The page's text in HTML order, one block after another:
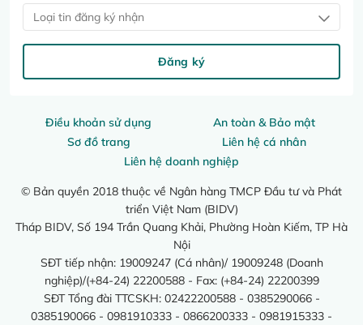
Điều khoản sử dụng
An toàn & Bảo mật
Sơ đồ trang
Liên hệ cá nhân
Liên hệ doanh nghiệp
© Bản quyền 2018 thuộc về Ngân hàng TMCP Đầu tư và Phát
triển Việt Nam (BIDV)
Tháp BIDV, Số 194 Trần Quang Khải, Phường Hoàn Kiếm, TP Hà
Nội
SĐT tiếp nhận: 19009247 (Cá nhân)/ 19009248 (Doanh
nghiệp)/(+84-24) 22200588 - Fax: (+84-24) 22200399
SĐT Tổng đài TTCSKH: 02422200588 - 0385290066 -
0385190066 - 0981910333 - 0866200333 - 0981915333 -
Loại tin đăng ký nhận
Đăng ký